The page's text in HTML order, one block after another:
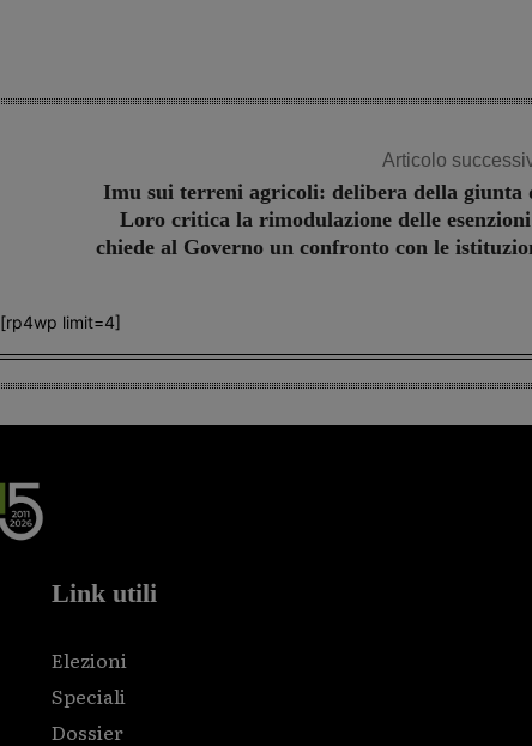
Articolo
Imu sui terreni agricoli: delibera della giunta
Loro critica la rimodulazione delle
chiede al Governo un confronto con le
[rp4wp limit=4]
Link utili
Elezioni
Speciali
Dossier